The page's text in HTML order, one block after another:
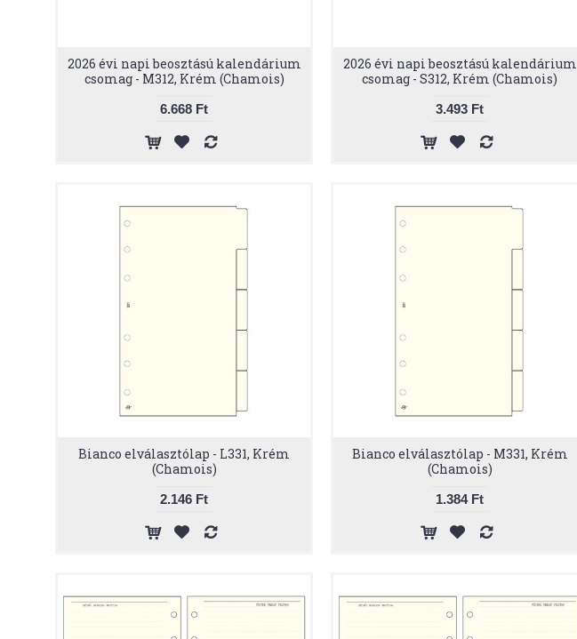
2026 évi napi beosztású kalendárium
csomag - M312, Krém (Chamois)
6.668 Ft
2026 évi napi beosztású kalendárium
csomag - S312, Krém (Chamois)
3.493 Ft
Bianco elválasztólap - L331, Krém
(Chamois)
2.146 Ft
Bianco elválasztólap - M331, Krém
(Chamois)
1.384 Ft